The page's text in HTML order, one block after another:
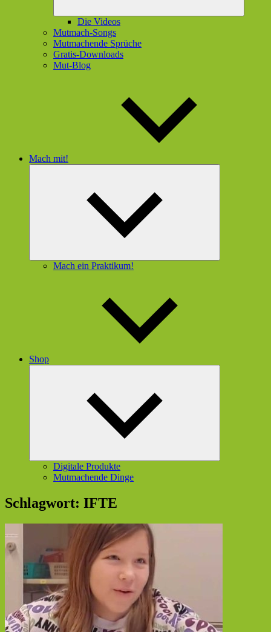
Die Videos
Mutmach-Songs
Mutmachende Sprüche
Gratis-Downloads
Mut-Blog
Mach mit!
Mach ein Praktikum!
Shop
Digitale Produkte
Mutmachende Dinge
Schlagwort: IFTE